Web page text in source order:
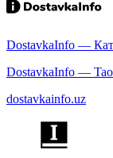
DostavkaInfo —
DostavkaInfo —
dostavkainfo.uz